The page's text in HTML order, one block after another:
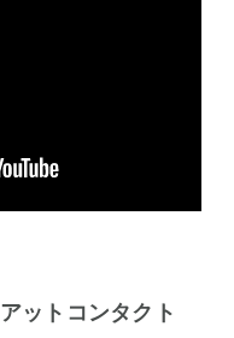
アットコンタクト